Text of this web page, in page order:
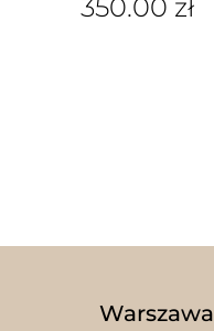
350.00 zł
Warszawa